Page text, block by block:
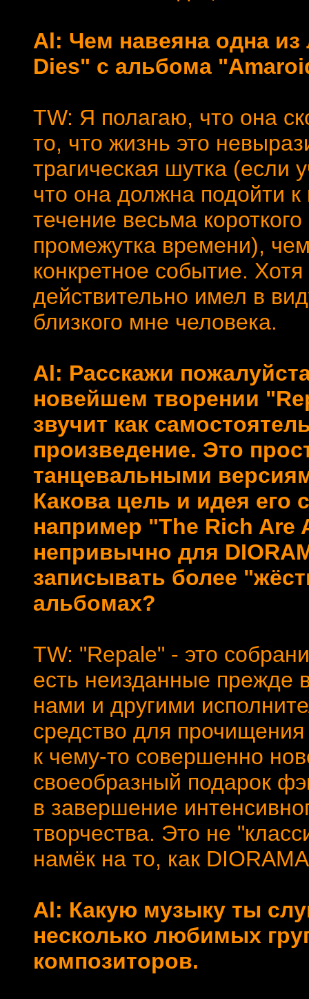
Al: Чем навеяна одна
Dies" с альбома
TW: Я полагаю, что она
то, что жизнь это
трагическая шутка (если
что она должна подойти к
течение весьма короткого
промежутка времени),
конкретное событие. Хотя
действительно имел в
близкого мне человека.
Al: Расскажи
новейшем творении
звучит как
произведение. Это
танцевальными
Какова цель и идея его
например "The Rich Are
непривычно для
записывать более
альбомах?
TW: "Repale" - это
есть неизданные прежде
нами и другими
средство для прочищения
к чему-то совершенно
своеобразный подарок
в завершение
творчества. Это не
намёк на то, как
Al: Какую музыку ты
несколько любимых
композиторов.